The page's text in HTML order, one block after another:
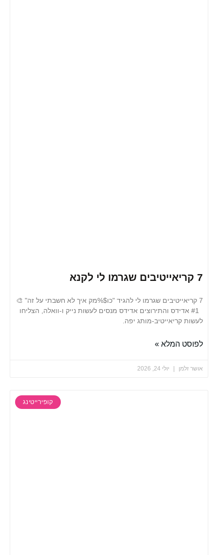
שגרמו לי להגיד "כו$%מק איך לא חשבתי על זה" 🎨
אדידס והתירוצים אדידס מנסים לעשות נייק ו-וואלה, הצליחו
קריאייטיב-מותג יפה.
המלא »
יולי 24, 2026
קופירייטינג